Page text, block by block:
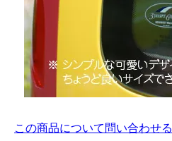
この商品について問い合わせる